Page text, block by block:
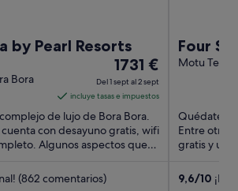
by Pearl Resorts
Bora
El
precio
es
de
1731 €
por
1731 €
Del 1 sept al 2 sept
incluye tasas e impuestos
de lujo de Bora Bora.
cuenta con desayuno gratis, wifi
Algunos aspectos que
(862 comentarios)
Four
Motu
Quédate
Entre otras
gratis y un
9,6/10